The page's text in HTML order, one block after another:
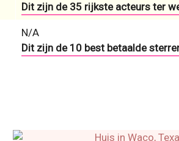
Dit zijn de 35 rijkste acteurs ter
N/A
Dit zijn de 10 best betaalde